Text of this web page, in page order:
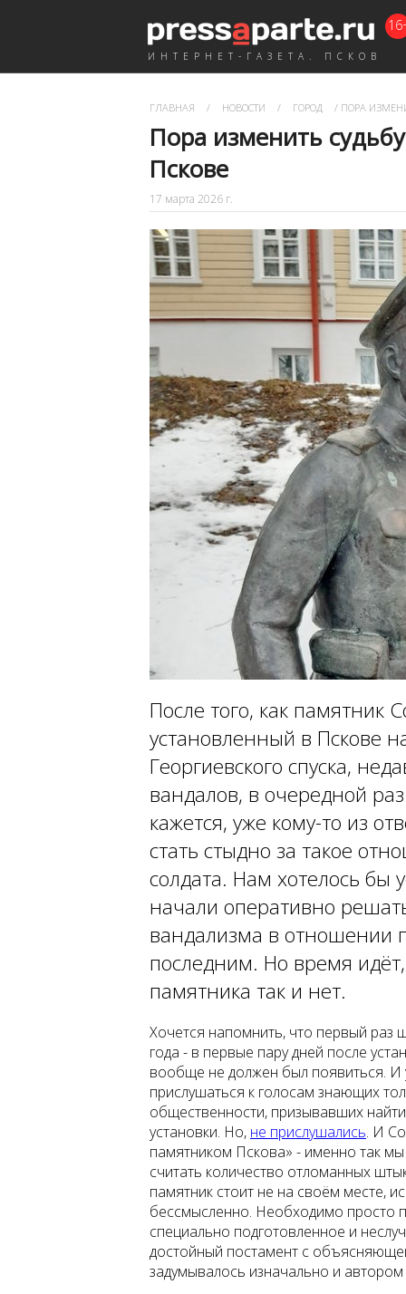
ИНТЕРНЕТ-ГАЗЕТА. ПСКОВ
ГЛАВНАЯ / НОВОСТИ / ГОРОД / ПОРА
Пора изменить
Пскове
17 марта 2026 г.
После того, как памятник
установленный в Пскове
Георгиевского спуска,
вандалов, в очередной
кажется, уже кому-то из
стать стыдно за такое
солдата. Нам хотелось бы
начали оперативно
вандализма в отношении
последним. Но время
памятника так и нет.
Хочется напомнить, что первый раз
года - в первые пару дней после
вообще не должен был появиться. И
прислушаться к голосам знающих
общественности, призывавших
установки. Но, не прислушались. И
памятником Пскова» - именно так
считать количество отломанных
памятник стоит не на своём месте,
бессмысленно. Необходимо просто
специально подготовленное и
достойный постамент с
задумывалось изначально и